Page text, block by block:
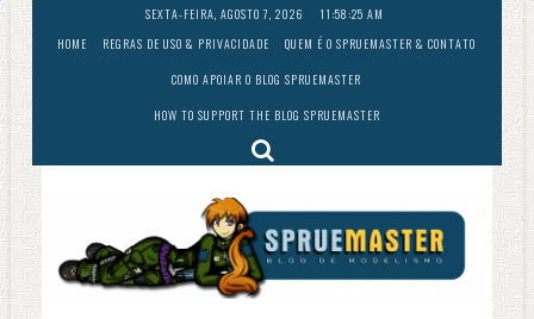
Skip
to
content
SEXTA-FEIRA, AGOSTO 7, 2026
11:58:26 AM
HOME
REGRAS DE USO & PRIVACIDADE
QUEM É O SPRUEMASTER & CONTATO
COMO APOIAR O BLOG SPRUEMASTER
HOW TO SUPPORT THE BLOG SPRUEMASTER